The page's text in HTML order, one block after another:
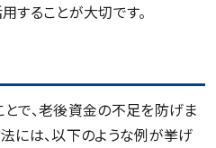
することが大切です。
で、老後資金の不足を防げま
には、以下のような例が挙げ